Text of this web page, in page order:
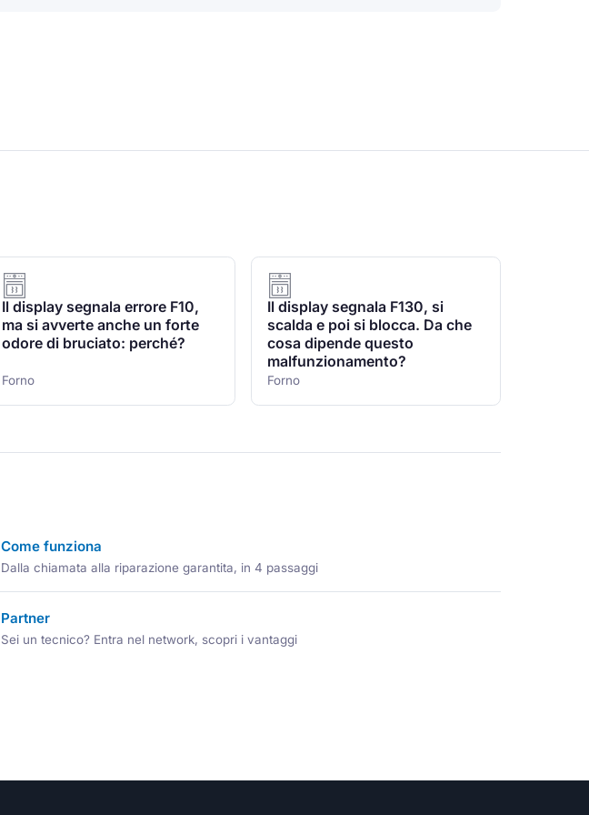
Il display segnala errore F10,
ma si avverte anche un forte
odore di bruciato: perché?
Forno
Il display segnala F130, si
scalda e poi si blocca. Da che
cosa dipende questo
malfunzionamento?
Forno
Come funziona
Dalla chiamata alla riparazione garantita, in 4 passaggi
Partner
Sei un tecnico? Entra nel network, scopri i vantaggi